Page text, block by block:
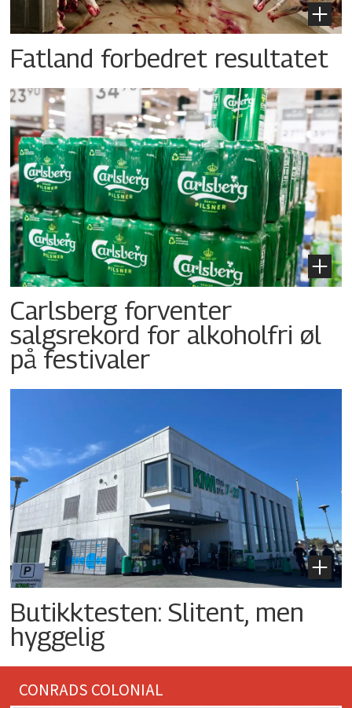
Fatland forbedret resultatet
Carlsberg forventer
salgsrekord for alkoholfri øl
på festivaler
Butikktesten: Slitent, men
hyggelig
CONRADS COLONIAL